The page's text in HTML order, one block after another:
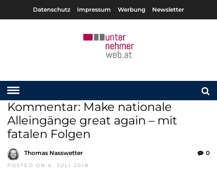
Datenschutz Impressum Werbung Newsletter
Kommentar: Make nationale
Alleingänge great again – mit
fatalen Folgen
Thomas Nasswetter
POSTED ON 4. JULI 2018
0